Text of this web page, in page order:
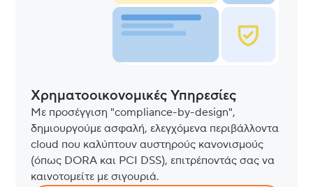
Χρηματοοικονομικές Υπηρεσίες
Με προσέγγιση "compliance-by-design",
δημιουργούμε ασφαλή, ελεγχόμενα περιβάλλοντα
cloud που καλύπτουν αυστηρούς κανονισμούς
(όπως DORA και PCI DSS), επιτρέποντάς σας να
καινοτομείτε με σιγουριά.